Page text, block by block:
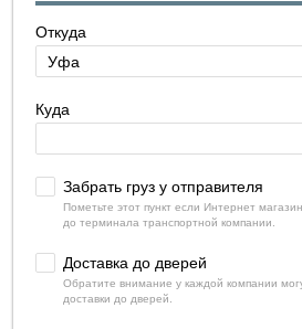
Откуда
Куда
Забрать груз у отправителя
Пометьте этот пункт если Интернет
до терминала транспортной компании.
Доставка до дверей
Обратите внимание у каждой компании
доставки до дверей.